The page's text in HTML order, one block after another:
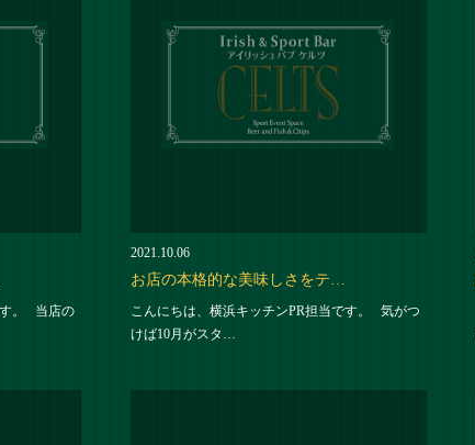
す。 当店の
2021.10.06
お店の本格的な美味しさをテ…
こんにちは、横浜キッチンPR担当です。 気がつ
けば10月がスタ…